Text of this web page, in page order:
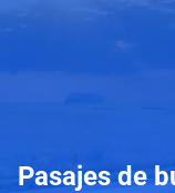
Pasajes de